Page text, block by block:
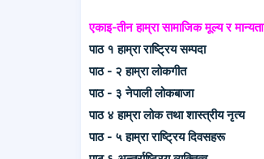
एकाइ-तीन हाम्रा सामाजिक मूल्य र मान्यता
पाठ १ हाम्रा राष्ट्रिय सम्पदा
पाठ - २ हाम्रा लोकगीत
पाठ - ३ नेपाली लोकबाजा
पाठ ४ हाम्रा लोक तथा शास्त्रीय नृत्य
पाठ - ५ हाम्रा राष्ट्रिय दिवसहरू